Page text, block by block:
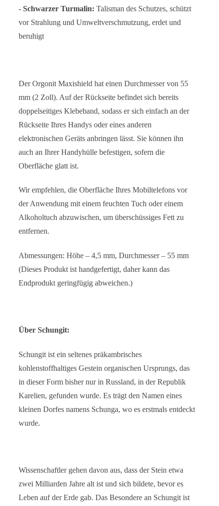
- Schwarzer Turmalin: Talisman des Schutzes, schützt
vor Strahlung und Umweltverschmutzung, erdet und
beruhigt
Der Orgonit Maxishield hat einen Durchmesser von 55
mm (2 Zoll). Auf der Rückseite befindet sich bereits
doppelseitiges Klebeband, sodass er sich einfach an der
Rückseite Ihres Handys oder eines anderen
elektronischen Geräts anbringen lässt. Sie können ihn
auch an Ihrer Handyhülle befestigen, sofern die
Oberfläche glatt ist.
Wir empfehlen, die Oberfläche Ihres Mobiltelefons vor
der Anwendung mit einem feuchten Tuch oder einem
Alkoholtuch abzuwischen, um überschüssiges Fett zu
entfernen.
Abmessungen: Höhe – 4,5 mm, Durchmesser – 55 mm
(Dieses Produkt ist handgefertigt, daher kann das
Endprodukt geringfügig abweichen.)
Über Schungit:
Schungit ist ein seltenes präkambrisches
kohlenstoffhaltiges Gestein organischen Ursprungs, das
in dieser Form bisher nur in Russland, in der Republik
Karelien, gefunden wurde. Es trägt den Namen eines
kleinen Dorfes namens Schunga, wo es erstmals entdeckt
wurde.
Wissenschaftler gehen davon aus, dass der Stein etwa
zwei Milliarden Jahre alt ist und sich bildete, bevor es
Leben auf der Erde gab. Das Besondere an Schungit ist